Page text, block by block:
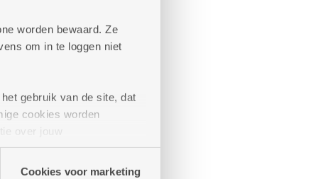
worden bewaard. Ze
om in te loggen niet
gebruik van de site, dat
cookies worden
kunnen deze gegevens
Cookies voor marketing